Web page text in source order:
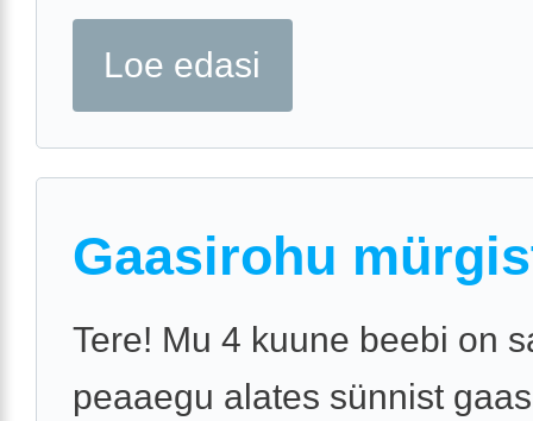
Loe edasi
Gaasirohu
Tere! Mu 4 kuune beebi on
peaaegu alates sünnist